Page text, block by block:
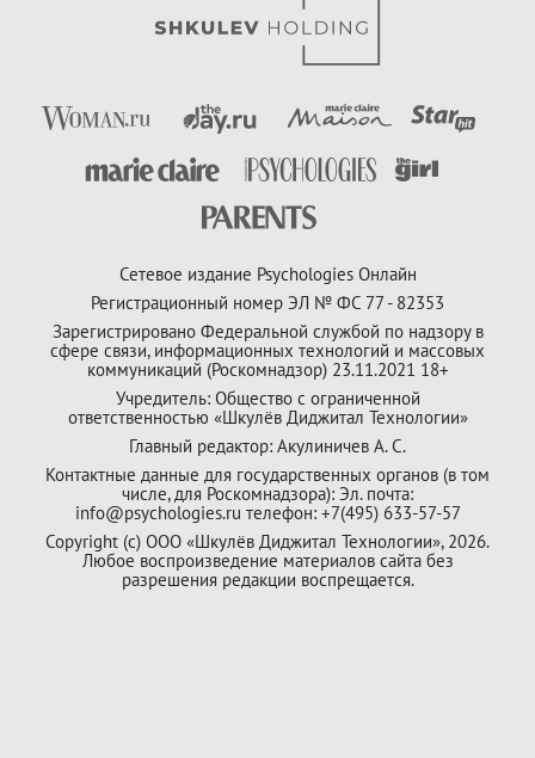
Сетевое издание Psychologies Онлайн
Регистрационный номер ЭЛ № ФС 77 - 82353
Зарегистрировано Федеральной службой по надзору в
сфере связи, информационных технологий и массовых
коммуникаций (Роскомнадзор) 23.11.2021 18+
Учредитель: Общество с ограниченной
ответственностью «Шкулёв Диджитал Технологии»
Главный редактор: Акулиничев А. С.
Контактные данные для государственных органов (в том
числе, для Роскомнадзора): Эл. почта:
info@psychologies.ru телефон: +7(495) 633-57-57
Copyright (с) ООО «Шкулёв Диджитал Технологии», 2026.
Любое воспроизведение материалов сайта без
разрешения редакции воспрещается.